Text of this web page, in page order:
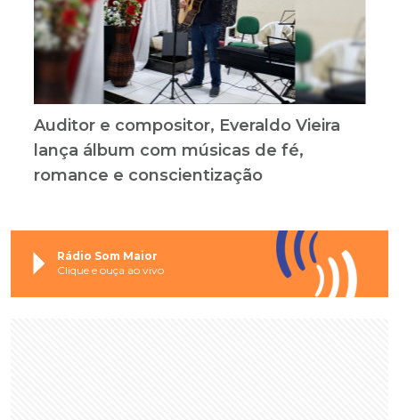
Auditor e compositor, Everaldo Vieira
lança álbum com músicas de fé,
romance e conscientização
Rádio Som Maior
Clique e ouça ao vivo